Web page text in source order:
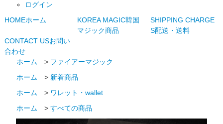
ログイン
HOMEホーム KOREA MAGIC韓国
マジック商品
SHIPPING CHARGE
S配送・送料
CONTACT USお問い
合わせ
ホーム
> ファイアーマジック
ホーム
> 新着商品
ホーム
> ワレット・wallet
ホーム
>すべての商品